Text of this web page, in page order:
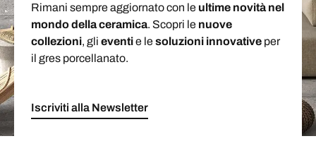
Rimani sempre aggiornato con le ultime novità nel
mondo della ceramica. Scopri le nuove
collezioni, gli eventie lesoluzioni innovative per
il gres porcellanato.
Iscriviti alla Newsletter